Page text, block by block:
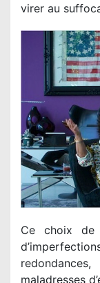
virer au
Ce choix de
maladresses